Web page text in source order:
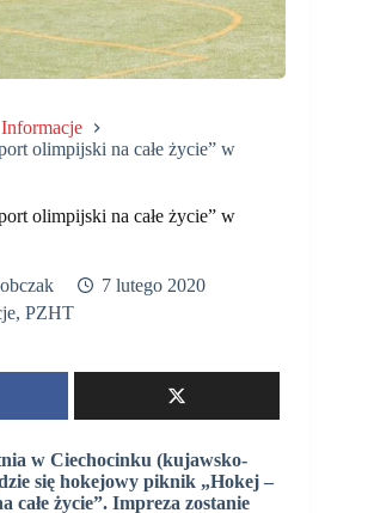
Informacje
olimpijski na całe życie” w
olimpijski na całe życie” w
7 lutego 2020
, PZHT
w Ciechocinku (kujawsko-
się hokejowy piknik „Hokej –
całe życie”. Impreza zostanie